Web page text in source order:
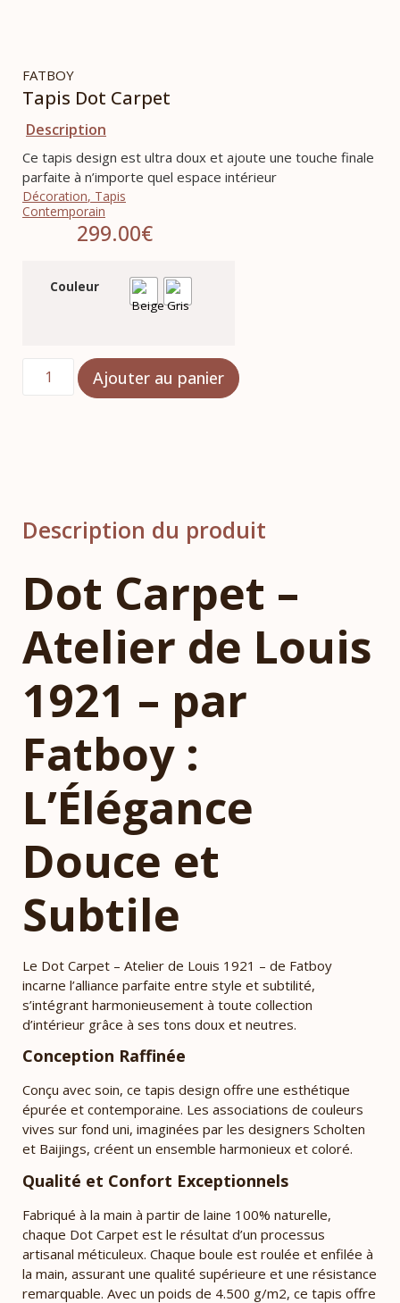
FATBOY
Tapis Dot Carpet
Description
Ce tapis design est ultra doux et ajoute une touche finale
parfaite à n’importe quel espace intérieur
Décoration, Tapis
Contemporain
299.00€
Couleur
Ajouter au panier
Description du produit
Dot Carpet –
Atelier de Louis
1921 – par
Fatboy :
L’Élégance
Douce et
Subtile
Le Dot Carpet – Atelier de Louis 1921 – de Fatboy
incarne l’alliance parfaite entre style et subtilité,
s’intégrant harmonieusement à toute collection
d’intérieur grâce à ses tons doux et neutres.
Conception Raffinée
Conçu avec soin, ce tapis design offre une esthétique
épurée et contemporaine. Les associations de couleurs
vives sur fond uni, imaginées par les designers Scholten
et Baijings, créent un ensemble harmonieux et coloré.
Qualité et Confort Exceptionnels
Fabriqué à la main à partir de laine 100% naturelle,
chaque Dot Carpet est le résultat d’un processus
artisanal méticuleux. Chaque boule est roulée et enfilée à
la main, assurant une qualité supérieure et une résistance
remarquable. Avec un poids de 4.500 g/m2, ce tapis offre